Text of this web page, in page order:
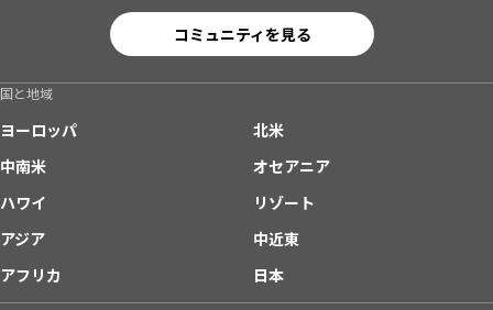
コミュニティを見る
国と地域
ヨーロッパ
北米
中南米
オセアニア
ハワイ
リゾート
アジア
中近東
アフリカ
日本